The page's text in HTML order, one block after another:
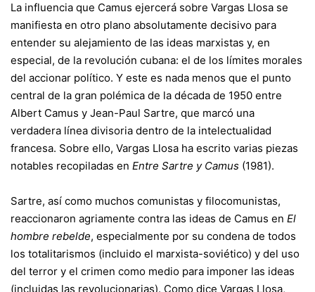
La influencia que Camus ejercerá sobre Vargas Llosa se
manifiesta en otro plano absolutamente decisivo para
entender su alejamiento de las ideas marxistas y, en
especial, de la revolución cubana: el de los límites morales
del accionar político. Y este es nada menos que el punto
central de la gran polémica de la década de 1950 entre
Albert Camus y Jean-Paul Sartre, que marcó una
verdadera línea divisoria dentro de la intelectualidad
francesa. Sobre ello, Vargas Llosa ha escrito varias piezas
notables recopiladas en Entre Sartre y Camus (1981).
Sartre, así como muchos comunistas y filocomunistas,
reaccionaron agriamente contra las ideas de Camus en El
hombre rebelde, especialmente por su condena de todos
los totalitarismos (incluido el marxista-soviético) y del uso
del terror y el crimen como medio para imponer las ideas
(incluidas las revolucionarias). Como dice Vargas Llosa,